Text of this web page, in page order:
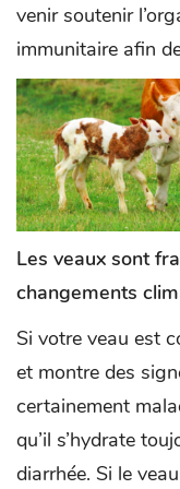
venir soutenir
immunitaire afin
Les veaux sont
changements
Si votre veau est
et montre des
certainement
qu’il s’hydrate
diarrhée. Si le